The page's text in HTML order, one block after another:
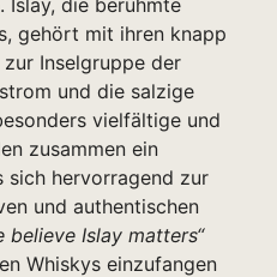
gehört mit ihren knapp
Inselgruppe der
und die salzige
vielfältige und
zusammen ein
sich hervorragend zur
und authentischen
believe Islay matters“
Whiskys einzufangen